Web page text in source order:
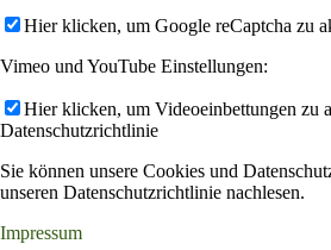
Hier klicken, um Google reCaptcha zu
Vimeo und YouTube Einstellungen:
Hier klicken, um Videoeinbettungen zu
Datenschutzrichtlinie
Sie können unsere Cookies und
unseren Datenschutzrichtlinie nachlesen.
Impressum